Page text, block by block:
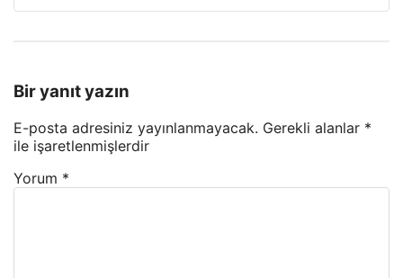
Bir yanıt yazın
E-posta adresiniz yayınlanmayacak. Gerekli alanlar *
ile işaretlenmişlerdir
Yorum *